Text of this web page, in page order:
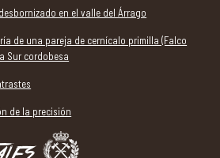
en el valle del Árrago
de una pareja de cernícalo primilla (Falco
Sur cordobesa
de la precisión